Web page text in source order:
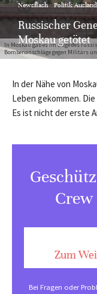
In Moskau gab es im Zuge des
Bombenanschläge gegen Militärs
Newsflash Politik Ausland
Russischer
Moskau getötet
In der Nähe von
Leben gekommen.
Es ist nicht der erste
Zum
Bei Fragen oder